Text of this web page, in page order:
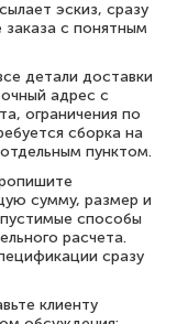
эскиз, сразу
заказа с понятным
детали доставки
адрес с
ограничения по
сборка на
пунктом.
сумму, размер и
способы
расчета.
сразу
клиенту